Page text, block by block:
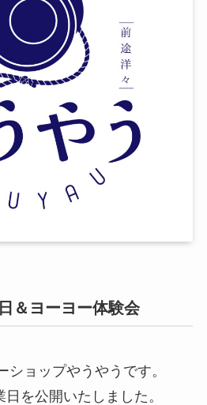
＆ヨーヨー体験会
ショップやうやうです。
を公開いたしました。